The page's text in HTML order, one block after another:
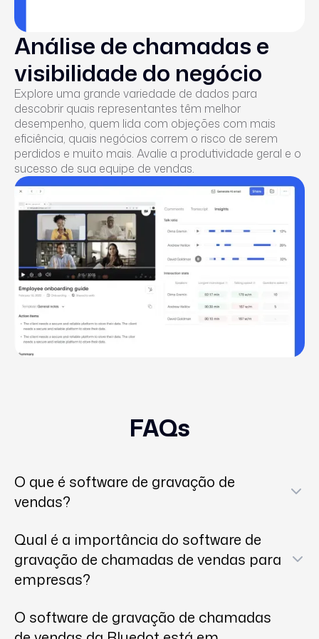
Análise de chamadas e
visibilidade do negócio
Explore uma grande variedade de dados para
descobrir quais representantes têm melhor
desempenho, quem lida com objeções com mais
eficiência, quais negócios correm o risco de serem
perdidos e muito mais. Avalie a produtividade geral e o
sucesso de sua equipe de vendas.
FAQs
O que é software de gravação de
vendas?
é uma ferramenta quecaptura de áudio e
conversas em vídeo entre seus representantes de
vendas e clientes em potencial ou clientes
existentes. Ele vai além de simplesmente ouvir
chamadas, oferecendo recursos como:
Qual é a importância do software de
gravação de chamadas de vendas para
empresas?
pode ajudar sua empresa a transformar
O software de gravação de chamadas